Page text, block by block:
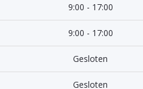
9:00 - 17:00
9:00 - 17:00
Gesloten
Gesloten